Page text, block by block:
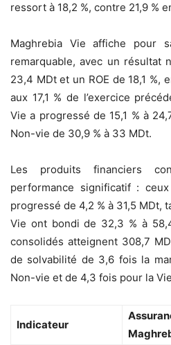
ressort à 18,2 %, contre 21,9 %
Maghrebia Vie affiche pour
remarquable, avec un résultat
23,4 MDt et un ROE de 18,1 %,
aux 17,1 % de l’exercice
Vie a progressé de 15,1 % à
Non-vie de 30,9 % à 33 MDt.
Les produits financiers
performance significatif :
progressé de 4,2 % à 31,5 MDt,
Vie ont bondi de 32,3 % à
consolidés atteignent 308,7
de solvabilité de 3,6 fois la
Non-vie et de 4,3 fois pour la
Indicateur